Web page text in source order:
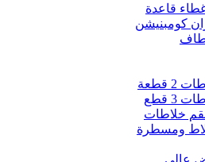
قاعدة
كومبنيشن
قطعة
3 قطع
خلاطات
عالي